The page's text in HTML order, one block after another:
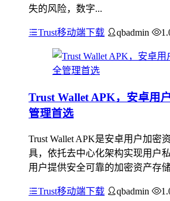
失的风险，数字...
Trust移动端下载 qbadmin
Trust Wallet APK，安卓用
管理首选
Trust Wallet APK是安卓用户加密
具，依托去中心化架构实现用户
用户提供安全可靠的加密资产存
Trust移动端下载 qbadmin